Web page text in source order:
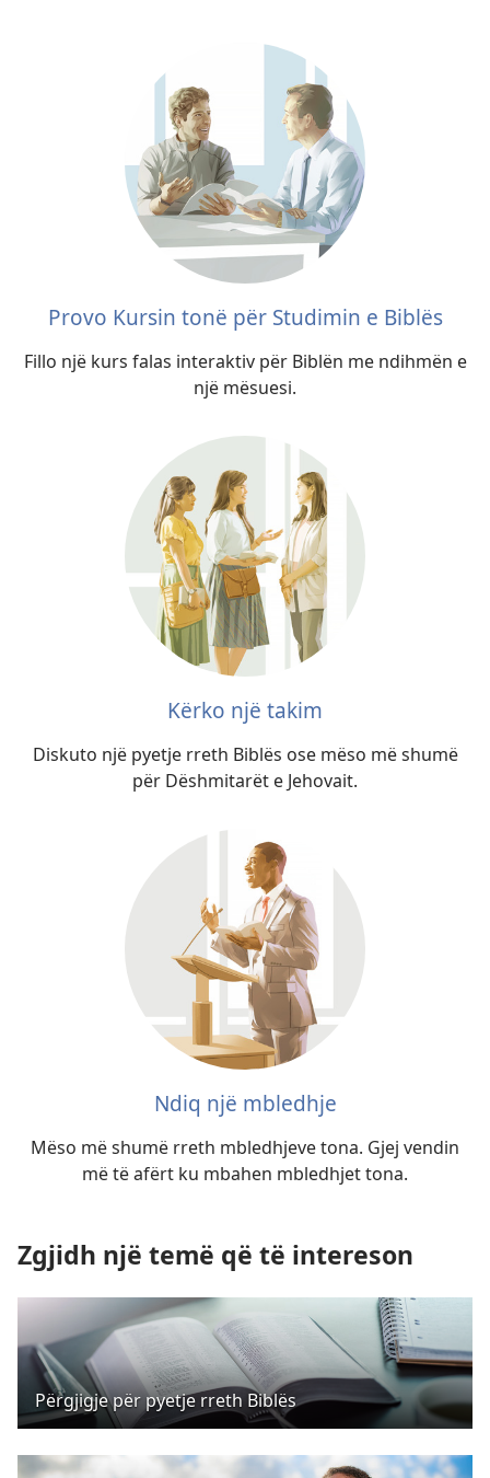
Provo Kursin tonë për Studimin e Biblës
Fillo një kurs falas interaktiv për Biblën me ndihmën e
një mësuesi.
Kërko një takim
Diskuto një pyetje rreth Biblës ose mëso më shumë
për Dëshmitarët e Jehovait.
Ndiq një mbledhje
Mëso më shumë rreth mbledhjeve tona. Gjej vendin
më të afërt ku mbahen mbledhjet tona.
Zgjidh një temë që të intereson
Përgjigje për pyetje rreth Biblës